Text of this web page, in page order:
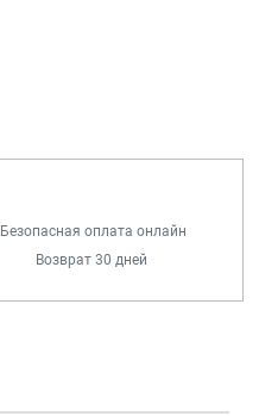
Безопасная оплата онлайн
Возврат 30 дней